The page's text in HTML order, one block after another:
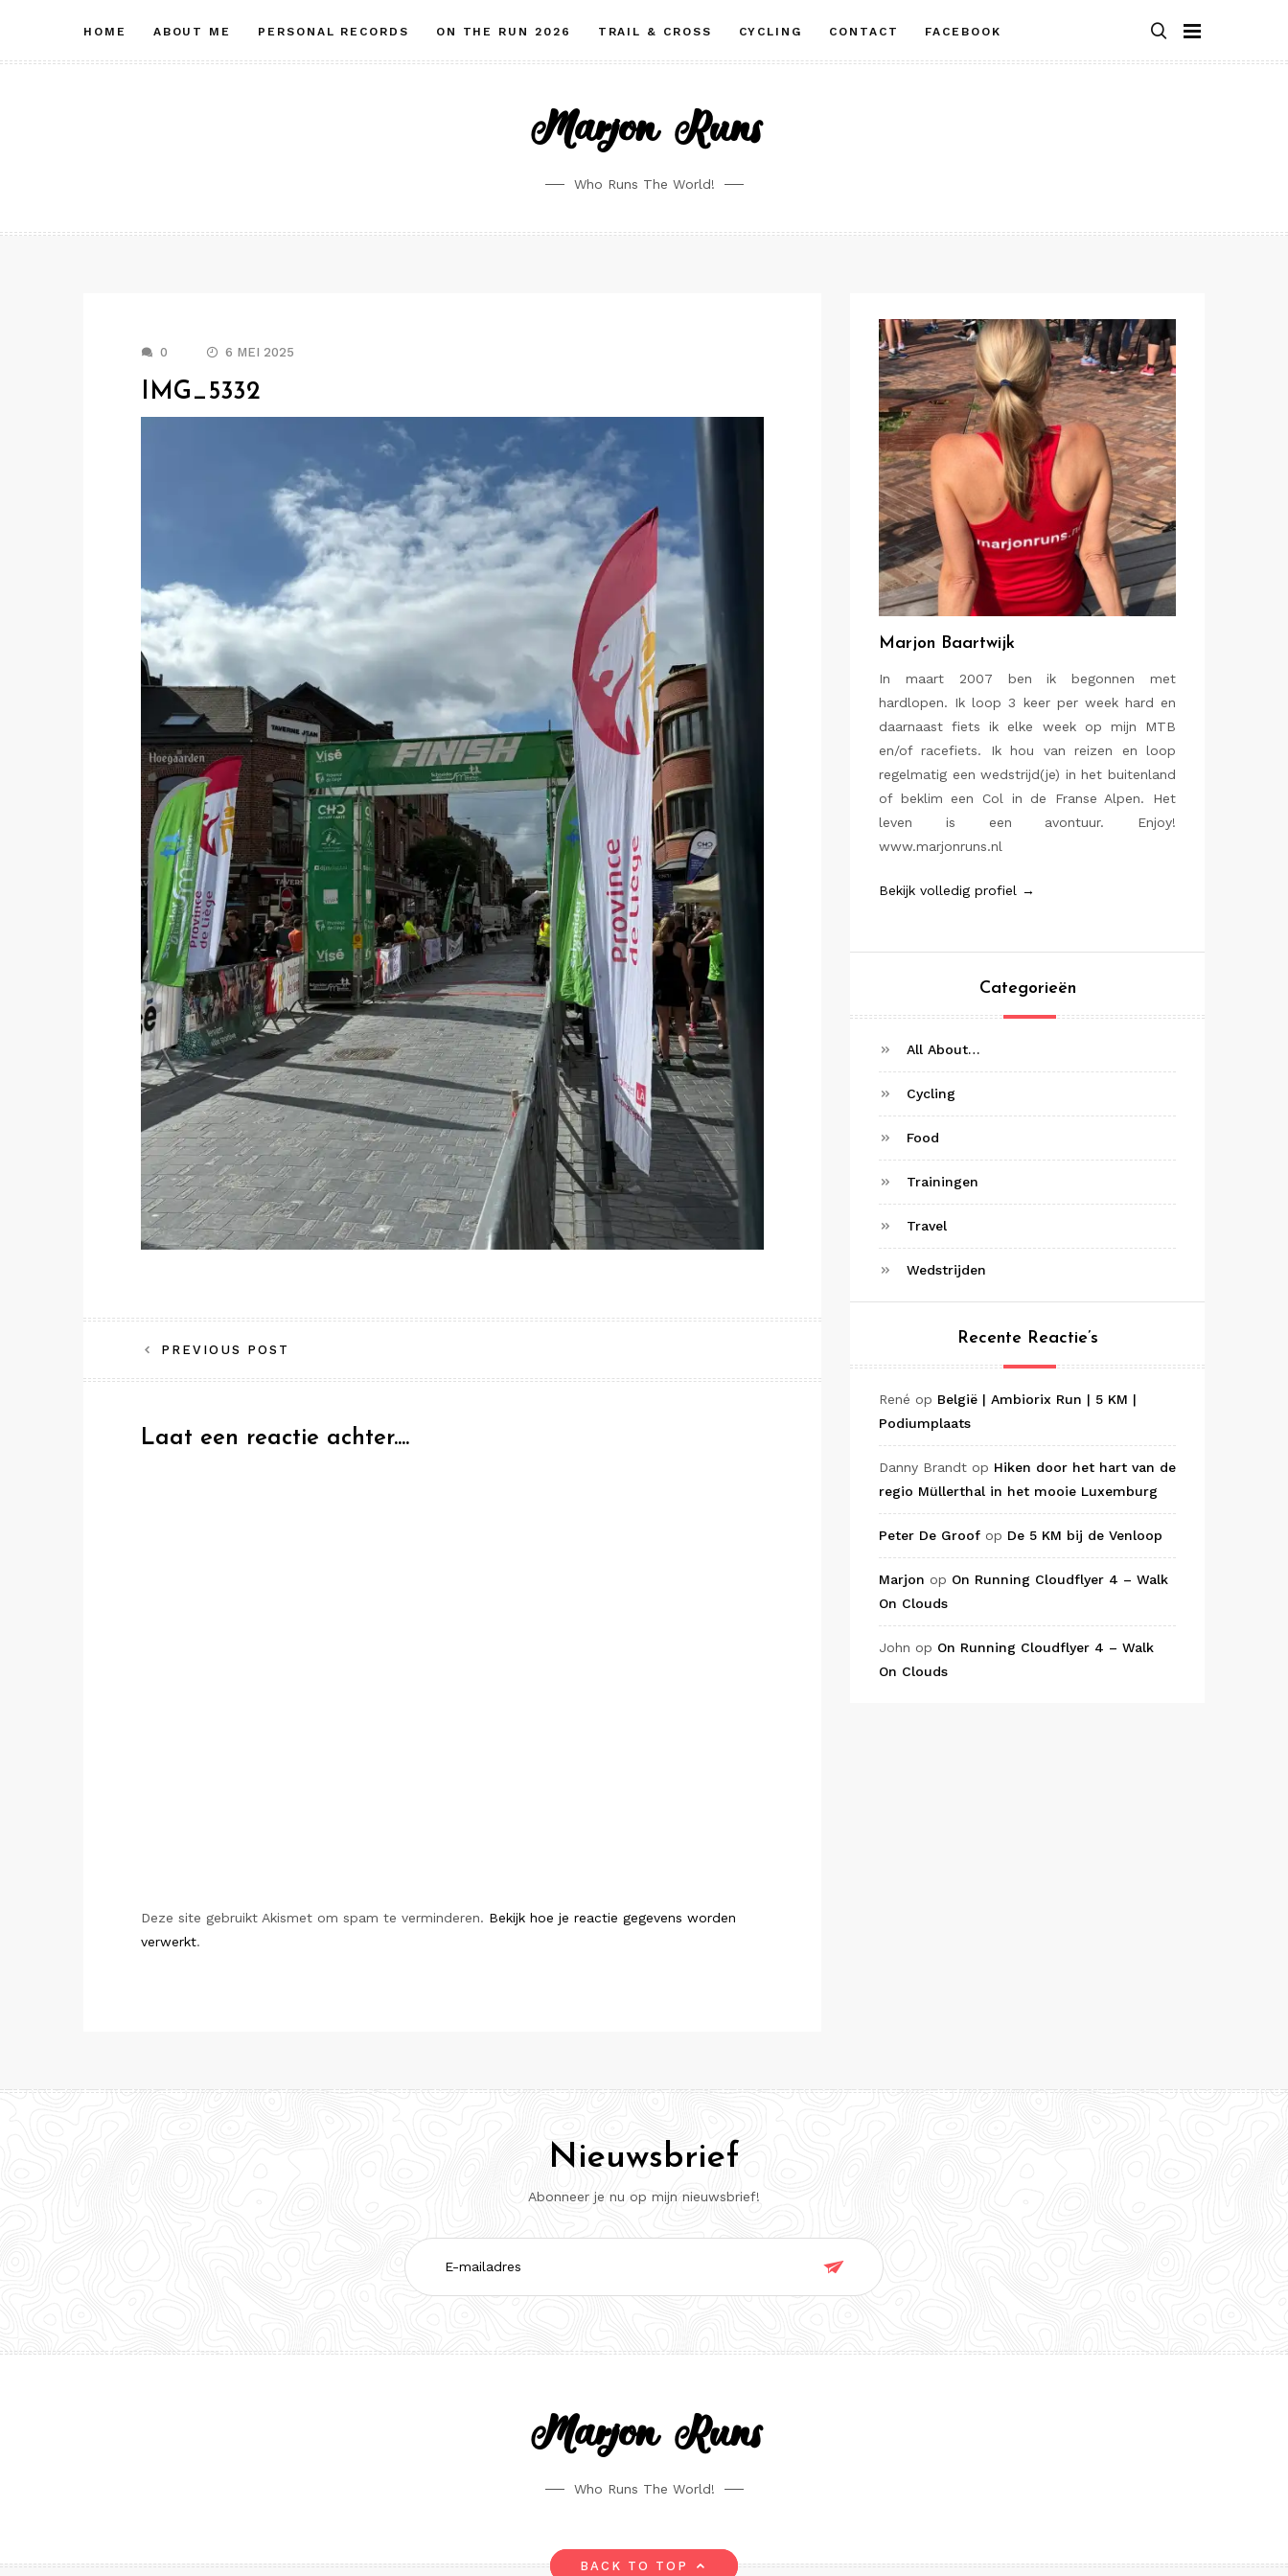
content
HOME ABOUT ME PERSONAL RECORDS ON THE RUN 2026 TRAIL & CROSS CYCLING CONTACT FACEBOOK
Marjon Runs
Who Runs The World!
0 6 MEI 2025
IMG_5332
Bericht
navigatie
PREVIOUS POST
Laat een reactie achter....
Deze site gebruikt Akismet om spam te verminderen. Bekijk hoe je reactie gegevens worden
verwerkt.
Marjon Baartwijk
In maart 2007 ben ik begonnen met
hardlopen. Ik loop 3 keer per week hard en
daarnaast fiets ik elke week op mijn MTB
en/of racefiets. Ik hou van reizen en loop
regelmatig een wedstrijd(je) in het buitenland
of beklim een Col in de Franse Alpen. Het
leven is een avontuur. Enjoy!
www.marjonruns.nl
Bekijk volledig profiel →
Categorieën
All About…
Cycling
Food
Trainingen
Travel
Wedstrijden
Recente Reactie’s
René op België | Ambiorix Run | 5 KM |
Podiumplaats
Danny Brandt op Hiken door het hart van de
regio Müllerthal in het mooie Luxemburg
Peter De Groof op De 5 KM bij de Venloop
Marjon op On Running Cloudflyer 4 – Walk
On Clouds
John op On Running Cloudflyer 4 – Walk
On Clouds
Nieuwsbrief
Abonneer je nu op mijn nieuwsbrief!
E-
mailadres

Marjon Runs
Who Runs The World!
BACK TO TOP